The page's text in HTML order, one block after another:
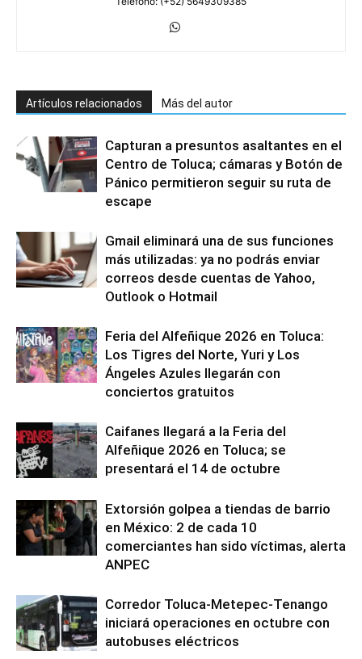
Artículos relacionados Más del autor
Capturan a presuntos asaltantes en el
Centro de Toluca; cámaras y Botón de
Pánico permitieron seguir su ruta de
escape
Gmail eliminará una de sus funciones
más utilizadas: ya no podrás enviar
correos desde cuentas de Yahoo,
Outlook o Hotmail
Feria del Alfeñique 2026 en Toluca:
Los Tigres del Norte, Yuri y Los
Ángeles Azules llegarán con
conciertos gratuitos
Caifanes llegará a la Feria del
Alfeñique 2026 en Toluca; se
presentará el 14 de octubre
Extorsión golpea a tiendas de barrio
en México: 2 de cada 10
comerciantes han sido víctimas, alerta
ANPEC
Corredor Toluca-Metepec-Tenango
iniciará operaciones en octubre con
autobuses eléctricos